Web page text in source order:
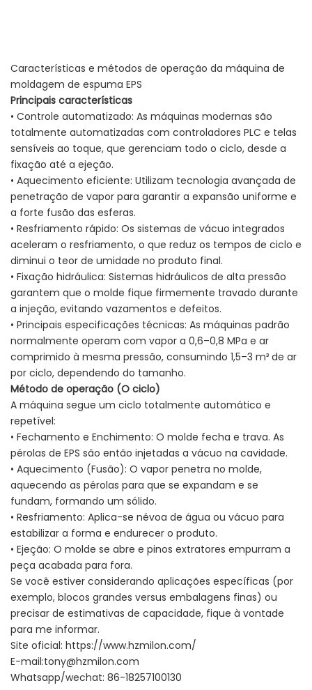
Características e métodos de operação da máquina de
moldagem de espuma EPS
Principais características
• Controle automatizado: As máquinas modernas são
totalmente automatizadas com controladores PLC e telas
sensíveis ao toque, que gerenciam todo o ciclo, desde a
fixação até a ejeção.
• Aquecimento eficiente: Utilizam tecnologia avançada de
penetração de vapor para garantir a expansão uniforme e
a forte fusão das esferas.
• Resfriamento rápido: Os sistemas de vácuo integrados
aceleram o resfriamento, o que reduz os tempos de ciclo e
diminui o teor de umidade no produto final.
• Fixação hidráulica: Sistemas hidráulicos de alta pressão
garantem que o molde fique firmemente travado durante
a injeção, evitando vazamentos e defeitos.
• Principais especificações técnicas: As máquinas padrão
normalmente operam com vapor a 0,6–0,8 MPa e ar
comprimido à mesma pressão, consumindo 1,5–3 m³ de ar
por ciclo, dependendo do tamanho.
Método de operação (O ciclo)
A máquina segue um ciclo totalmente automático e
repetível:
• Fechamento e Enchimento: O molde fecha e trava. As
pérolas de EPS são então injetadas a vácuo na cavidade.
• Aquecimento (Fusão): O vapor penetra no molde,
aquecendo as pérolas para que se expandam e se
fundam, formando um sólido.
• Resfriamento: Aplica-se névoa de água ou vácuo para
estabilizar a forma e endurecer o produto.
• Ejeção: O molde se abre e pinos extratores empurram a
peça acabada para fora.
Se você estiver considerando aplicações específicas (por
exemplo, blocos grandes versus embalagens finas) ou
precisar de estimativas de capacidade, fique à vontade
para me informar.
Site oficial: https://www.hzmilon.com/
E-mail:tony@hzmilon.com
Whatsapp/wechat: 86-18257100130